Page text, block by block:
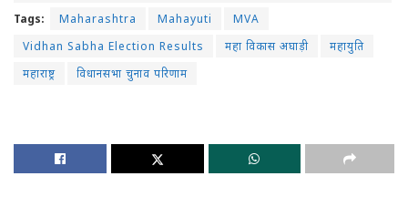
Tags:
Maharashtra Mahayuti
MVA
Vidhan Sabha Election Results
महा विकास अघाड़ी
महायुति
महाराष्ट्र
विधानसभा चुनाव परिणाम